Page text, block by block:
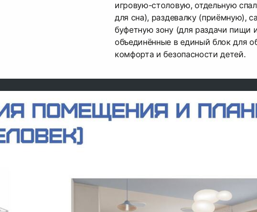
игровую-столовую, отдельную
для сна), раздевалку (приёмную),
буфетную зону (для раздачи пищи
объединённые в единый блок для
комфорта и безопасности детей.